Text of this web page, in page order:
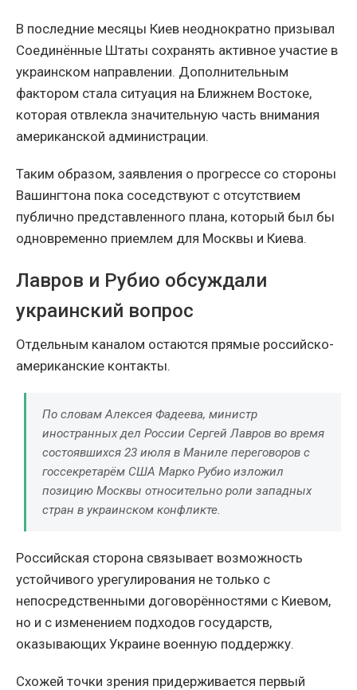
В последние месяцы Киев неоднократно призывал
Соединённые Штаты сохранять активное участие в
украинском направлении. Дополнительным
фактором стала ситуация на Ближнем Востоке,
которая отвлекла значительную часть внимания
американской администрации.
Таким образом, заявления о прогрессе со стороны
Вашингтона пока соседствуют с отсутствием
публично представленного плана, который был бы
одновременно приемлем для Москвы и Киева.
Лавров и Рубио обсуждали
украинский вопрос
Отдельным каналом остаются прямые российско-
американские контакты.
По словам Алексея Фадеева, министр
иностранных дел России Сергей Лавров во время
состоявшихся 23 июля в Маниле переговоров с
госсекретарём США Марко Рубио изложил
позицию Москвы относительно роли западных
стран в украинском конфликте.
Российская сторона связывает возможность
устойчивого урегулирования не только с
непосредственными договорённостями с Киевом,
но и с изменением подходов государств,
оказывающих Украине военную поддержку.
Схожей точки зрения придерживается первый